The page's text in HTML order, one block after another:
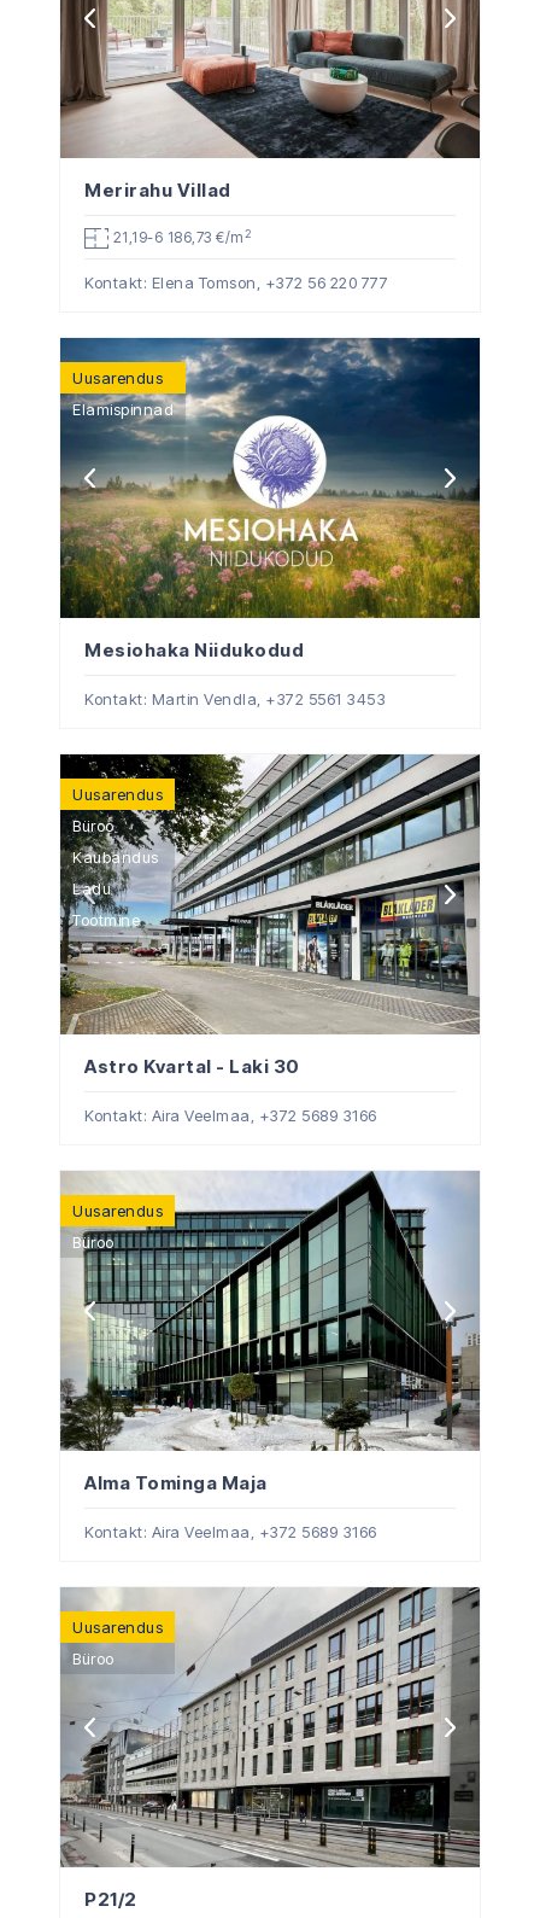
Merirahu Villad
21,19-6 186,73 €/m2
Kontakt: Elena Tomson, +372 56 220 777
Uusarendus
Elamispinnad
Mesiohaka Niidukodud
Kontakt: Martin Vendla, +372 5561 3453
Uusarendus
Büroo
Kaubandus
Ladu
Tootmine
Astro Kvartal - Laki 30
Kontakt: Aira Veelmaa, +372 5689 3166
Uusarendus
Büroo
Alma Tominga Maja
Kontakt: Aira Veelmaa, +372 5689 3166
Uusarendus
Büroo
P21/2